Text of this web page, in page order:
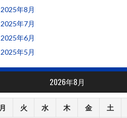
2025年8月
2025年7月
2025年6月
2025年5月
2026年8月
月 火 水 木 金 土